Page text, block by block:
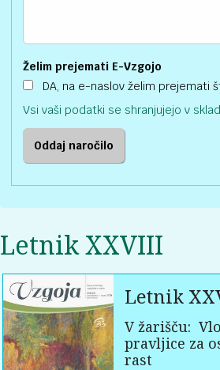
Želim prejemati E-Vzgojo
DA, na e-naslov želim prejemati
Vsi vaši podatki se shranjujejo v
Letnik XXVIII
Letnik
V žarišču:
pravljice za
rast